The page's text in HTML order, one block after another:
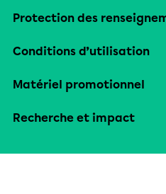
Protection des
Conditions d’utilisation
Matériel promotionnel
Recherche et impact